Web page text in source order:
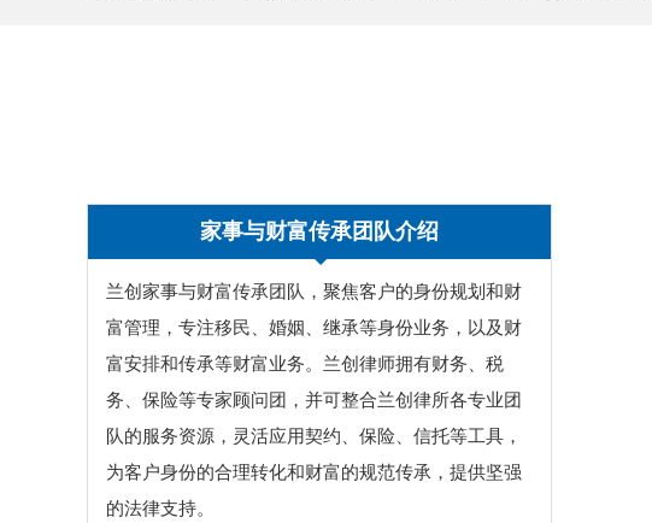
家事与财富传承团队介绍
兰创家事与财富传承团队，聚焦客户的身份规划和财
富管理，专注移民、婚姻、继承等身份业务，以及财
富安排和传承等财富业务。兰创律师拥有财务、税
务、保险等专家顾问团，并可整合兰创律所各专业团
队的服务资源，灵活应用契约、保险、信托等工具，
为客户身份的合理转化和财富的规范传承，提供坚强
的法律支持。